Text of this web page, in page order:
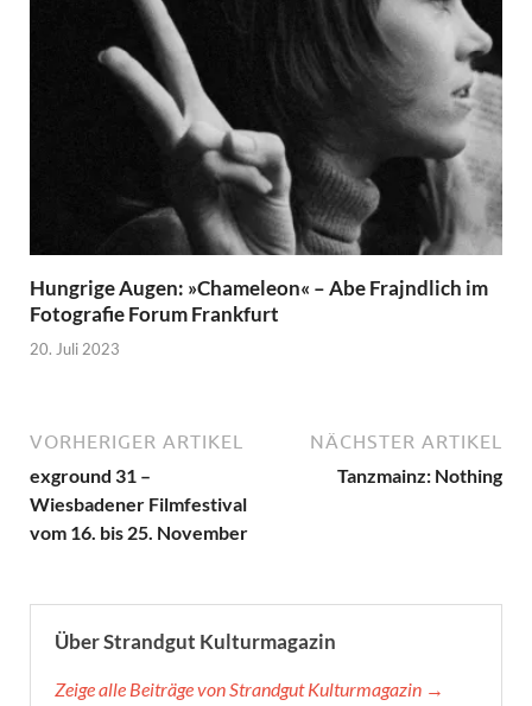
Hungrige Augen: »Chameleon« – Abe Frajndlich im
Fotografie Forum Frankfurt
20. Juli 2023
VORHERIGER ARTIKEL
exground 31 –
Wiesbadener Filmfestival
vom 16. bis 25. November
NÄCHSTER ARTIKEL
Tanzmainz: Nothing
Über Strandgut Kulturmagazin
Zeige alle Beiträge von Strandgut Kulturmagazin →